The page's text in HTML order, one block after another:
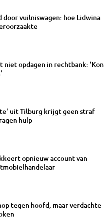
door vuilniswagen: hoe Lidwina
niet opdagen in rechtbank: 'Kon
uit Tilburg krijgt geen straf
hulp
opnieuw account van
tegen hoofd, maar verdachte